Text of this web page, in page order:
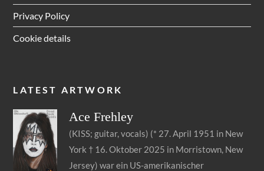
Privacy Policy
Cookie details
LATEST ARTWORK
AceFrehley
(KISS; guitar, vocals) (* 27. April 1951 in New
York † 16. Oktober 2025 in Morristown, New
Jersey) war ein US-amerikanischer